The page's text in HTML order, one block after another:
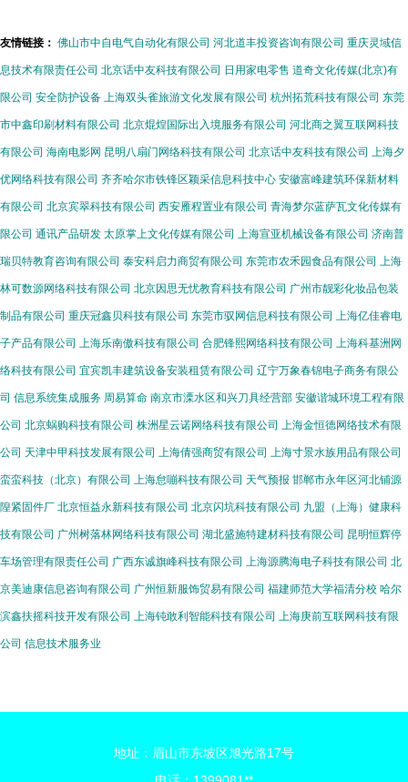
友情链接： 佛山市中自电气自动化有限公司 河北道丰投资咨询有限公司 重庆灵域信
息技术有限责任公司 北京话中友科技有限公司 日用家电零售 道奇文化传媒(北京)有
限公司 安全防护设备 上海双头雀旅游文化发展有限公司 杭州拓荒科技有限公司 东莞
市中鑫印刷材料有限公司 北京焜煌国际出入境服务有限公司 河北商之翼互联网科技
有限公司 海南电影网 昆明八扇门网络科技有限公司 北京话中友科技有限公司 上海夕
优网络科技有限公司 齐齐哈尔市铁锋区颖采信息科技中心 安徽富峰建筑环保新材料
有限公司 北京宾翠科技有限公司 西安雁程置业有限公司 青海梦尔蓝萨瓦文化传媒有
限公司 通讯产品研发 太原掌上文化传媒有限公司 上海宣亚机械设备有限公司 济南普
瑞贝特教育咨询有限公司 泰安科启力商贸有限公司 东莞市农禾园食品有限公司 上海
林可数源网络科技有限公司 北京因思无忧教育科技有限公司 广州市靓彩化妆品包装
制品有限公司 重庆冠鑫贝科技有限公司 东莞市驭网信息科技有限公司 上海亿佳睿电
子产品有限公司 上海乐南傲科技有限公司 合肥锋熙网络科技有限公司 上海科基洲网
络科技有限公司 宜宾凯丰建筑设备安装租赁有限公司 辽宁万象春锦电子商务有限公
司 信息系统集成服务 周易算命 南京市溧水区和兴刀具经营部 安徽谐城环境工程有限
公司 北京蜗购科技有限公司 株洲星云诺网络科技有限公司 上海金恒德网络技术有限
公司 天津中甲科技发展有限公司 上海倩强商贸有限公司 上海寸景水族用品有限公司
蛮蛮科技（北京）有限公司 上海怠嘣科技有限公司 天气预报 邯郸市永年区河北铺源
隍紧固件厂 北京恒益永新科技有限公司 北京闪坑科技有限公司 九盟（上海）健康科
技有限公司 广州树落林网络科技有限公司 湖北盛施特建材科技有限公司 昆明恒辉停
车场管理有限责任公司 广西东诚旗峰科技有限公司 上海源腾海电子科技有限公司 北
京美迪康信息咨询有限公司 广州恒新服饰贸易有限公司 福建师范大学福清分校 哈尔
滨鑫扶摇科技开发有限公司 上海钝敢利智能科技有限公司 上海庚前互联网科技有限
公司 信息技术服务业
地址：眉山市东坡区旭光路17号